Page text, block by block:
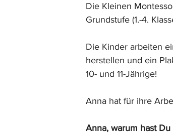
Die Kleinen
Grundstufe (1.-4.
Die Kinder arbeiten
herstellen und ein
10- und 11-Jährige!
Anna hat für ihre
Anna, warum hast